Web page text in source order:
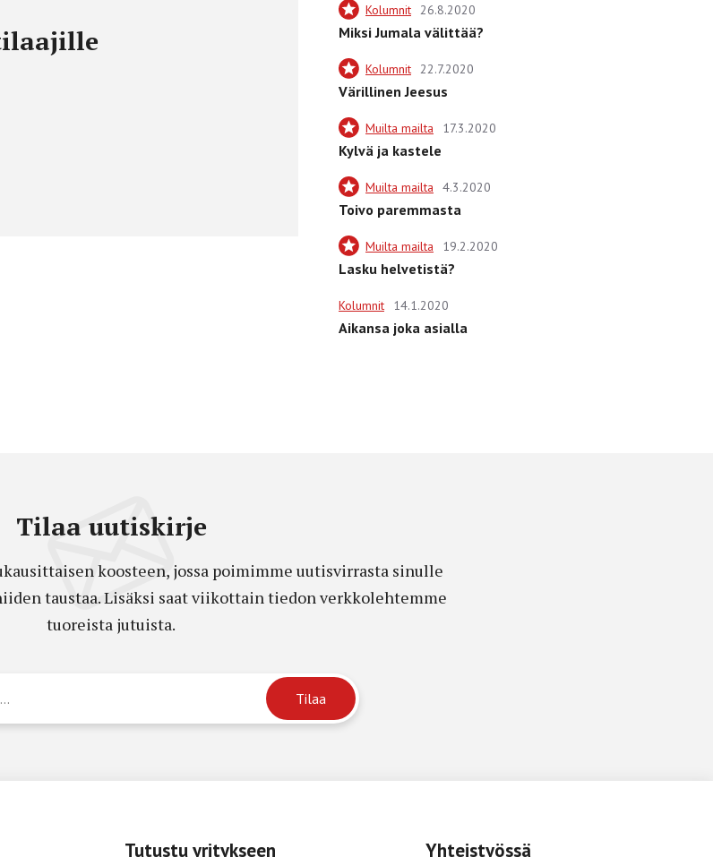
Kolumnit 26.8.2020
Miksi Jumala välittää?
Kolumnit 22.7.2020
Värillinen Jeesus
Muilta mailta 17.3.2020
Kylvä ja kastele
Muilta mailta 4.3.2020
Toivo paremmasta
Muilta mailta 19.2.2020
Lasku helvetistä?
Kolumnit 14.1.2020
Aikansa joka asialla
Tilaa uutiskirje
koosteen, jossa poimimme uutisvirrasta sinulle
taustaa. Lisäksi saat viikottain tiedon verkkolehtemme
tuoreista jutuista.
Tutustu yritykseen Yhteistyössä